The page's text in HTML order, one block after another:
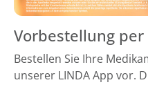
Vorbestellung per
Bestellen Sie Ihre
unserer LINDA App vor.